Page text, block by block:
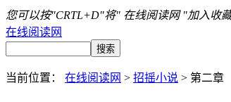
您可以按"CRTL+D"将" 在线阅读网 "加入收藏
在线阅读网
当前位置： 在线阅读网 > 招摇小说 > 第二章